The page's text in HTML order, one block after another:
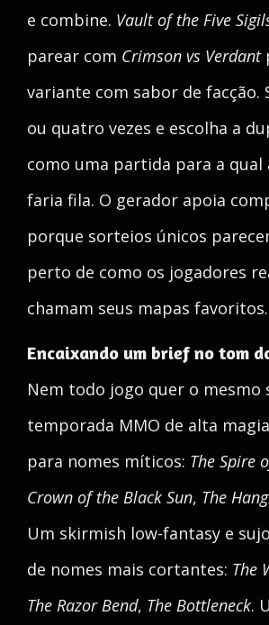
e combine. Vault of the Five
parear com Crimson vs Verdant
variante com sabor de facção.
ou quatro vezes e escolha a
como uma partida para a qual
faria fila. O gerador apoia
porque sorteios únicos
perto de como os jogadores
chamam seus mapas favoritos.
Encaixando um brief no tom
Nem todo jogo quer o mesmo
temporada MMO de alta
para nomes míticos: The Spire
Crown of the Black Sun, The
Um skirmish low-fantasy e
de nomes mais cortantes: The
The Razor Bend, The Bottleneck.